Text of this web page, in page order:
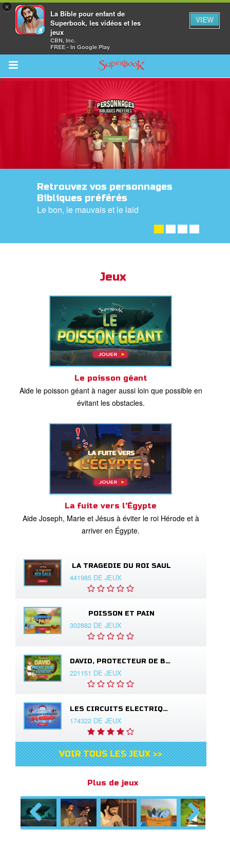
×
La Bible pour enfant de
Superbook, les vidéos et les
jeux
CBN, Inc.
FREE - In Google Play
VIEW
Return to Content
Retrouvez vos personnages
Bibliques préférés
Le bon, le mauvais et le laid
Jeux
Le poisson géant
Aide le poisson géant à nager aussi loin que possible en
évitant les obstacles.
La fuite vers l'Égypte
Aide Joseph, Marie et Jésus à éviter le roi Hérode et à
arriver en Égypte.
LA TRAGEDIE DU ROI SAUL
441985 DE JEUX
POISSON ET PAIN
302882 DE JEUX
DAVID, PROTECTEUR DE BREBIS
221151 DE JEUX
LES CIRCUITS ELECTRIQUES DE GIZMO
174322 DE JEUX
VOIR TOUS LES JEUX >>
Plus de jeux
Previous Next